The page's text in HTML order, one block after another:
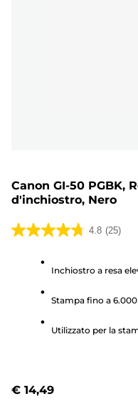
Canon GI-50 PGBK,
d'inchiostro, Nero
4.8 (25)
4.8
stelle.
recensioni
Inchiostro a resa
Stampa fino a
Utilizzato per la
€ 14,49